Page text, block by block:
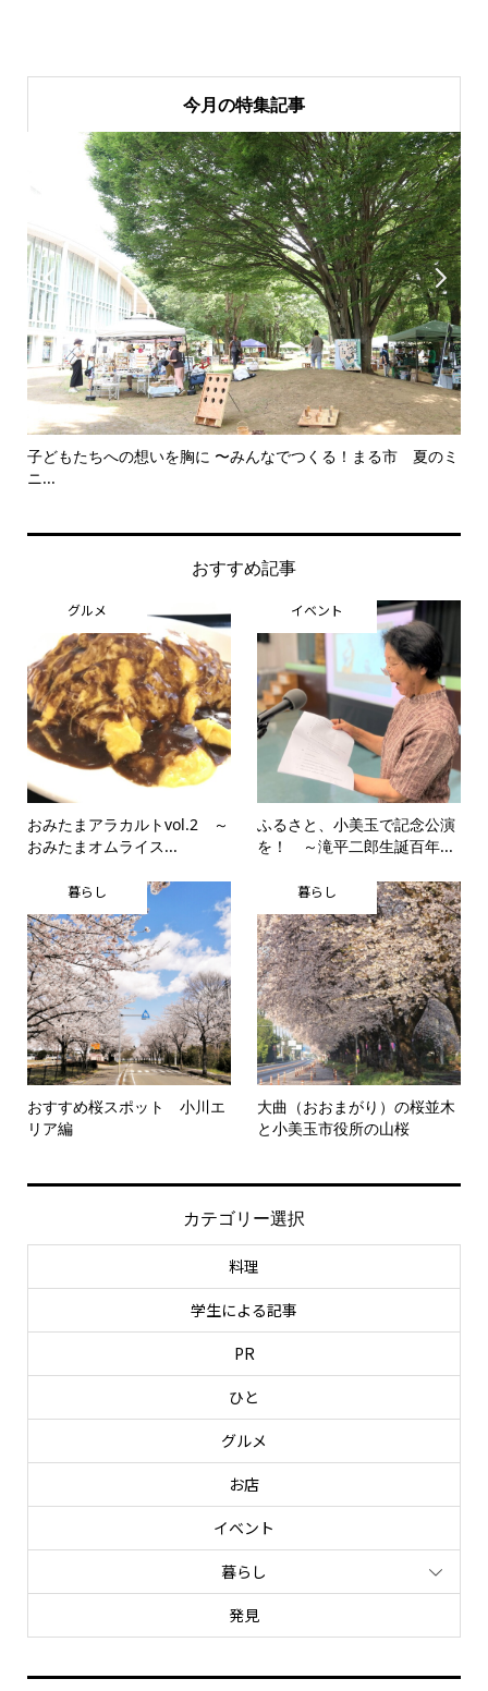
今月の特集記事

夏のミ美野里中演劇部卒業夏公演 笑って終わる舞台に 〜中学生と

おすすめ記事
グルメ
おみたまアラカルトvol.2 ～
おみたまオムライス...
イベント
ふるさと、小美玉で記念公演
を！ ～滝平二郎生誕百年...
暮らし
おすすめ桜スポット 小川エ
リア編
暮らし
大曲（おおまがり）の桜並木
と小美玉市役所の山桜
カテゴリー選択
料理
学生による記事
PR
ひと
グルメ
お店
イベント
暮らし
発見